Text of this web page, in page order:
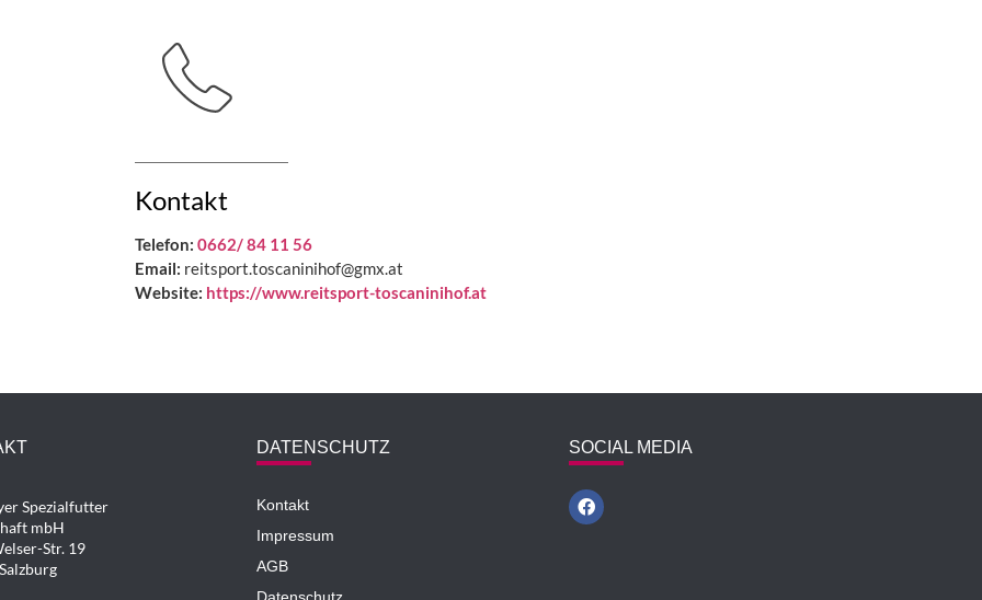
Kontakt
Telefon: 0662/ 84 11 56
Email: reitsport.toscaninihof@gmx.at
Website: https://www.reitsport-toscaninihof.at
Spezialfutter
mbH
Str. 19
DATENSCHUTZ
Kontakt
Impressum
AGB
SOCIAL MEDIA